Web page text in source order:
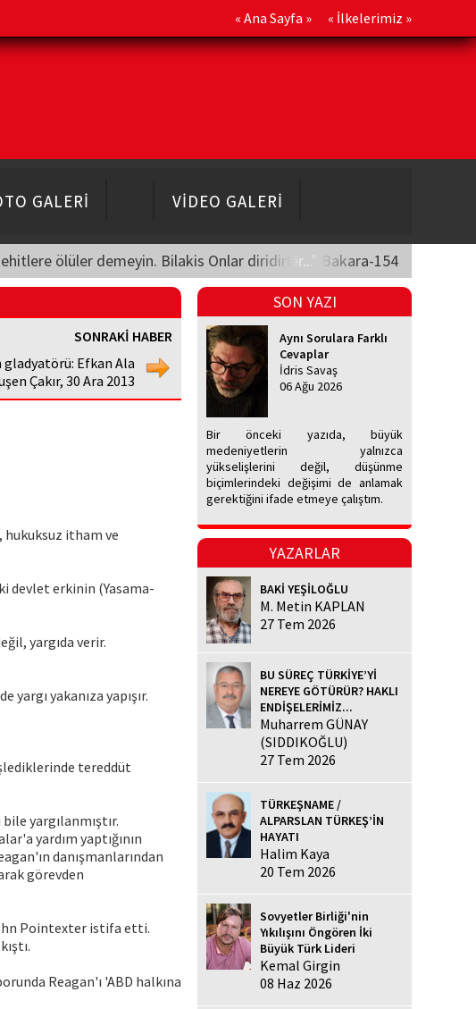
« Ana Sayfa » « İlkelerimiz »
GALERİ VİDEO GALERİ
ölüler demeyin. Bilakis Onlar diridirler..." Bakara-154
SONRAKİ HABER
gladyatörü: Efkan Ala
Çakır, 30 Ara 2013
hukuksuz itham ve
devlet erkinin (Yasama-
yargıda verir.
yakanıza yapışır.
tereddüt
yargılanmıştır.
yardım yaptığının
danışmanlarından
görevden
Pointexter istifa etti.
Reagan'ı 'ABD halkına
SON YAZI
Aynı Sorulara Farklı
Cevaplar
İdris Savaş
06 Ağu 2026
Bir önceki yazıda, büyük
medeniyetlerin yalnızca
yükselişlerini değil, düşünme
biçimlerindeki değişimi de anlamak
gerektiğini ifade etmeye çalıştım.
YAZARLAR
BAKİ YEŞİLOĞLU
M. Metin KAPLAN
27 Tem 2026
BU SÜREÇ TÜRKİYE’Yİ
NEREYE GÖTÜRÜR? HAKLI
ENDİŞELERİMİZ...
Muharrem GÜNAY
(SIDDIKOĞLU)
27 Tem 2026
TÜRKEŞNAME /
ALPARSLAN TÜRKEŞ’İN
HAYATI
Halim Kaya
20 Tem 2026
Sovyetler Birliği'nin
Yıkılışını Öngören İki
Büyük Türk Lideri
Kemal Girgin
08 Haz 2026